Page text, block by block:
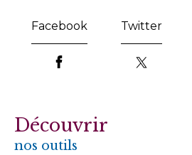
Facebook Twitter
découvrir
nos outils